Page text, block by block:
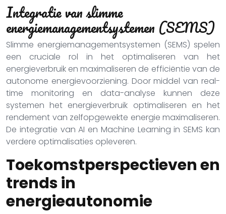
Integratie van slimme
energiemanagementsystemen (SEMS)
Slimme energiemanagementsystemen (SEMS) spelen
een cruciale rol in het optimaliseren van het
energieverbruik en maximaliseren de efficiëntie van de
autonome energievoorziening. Door middel van real-
time monitoring en data-analyse kunnen deze
systemen het energieverbruik optimaliseren en het
rendement van zelfopgewekte energie maximaliseren.
De integratie van AI en Machine Learning in SEMS kan
verdere optimalisaties opleveren.
Toekomstperspectieven en
trends in
energieautonomie